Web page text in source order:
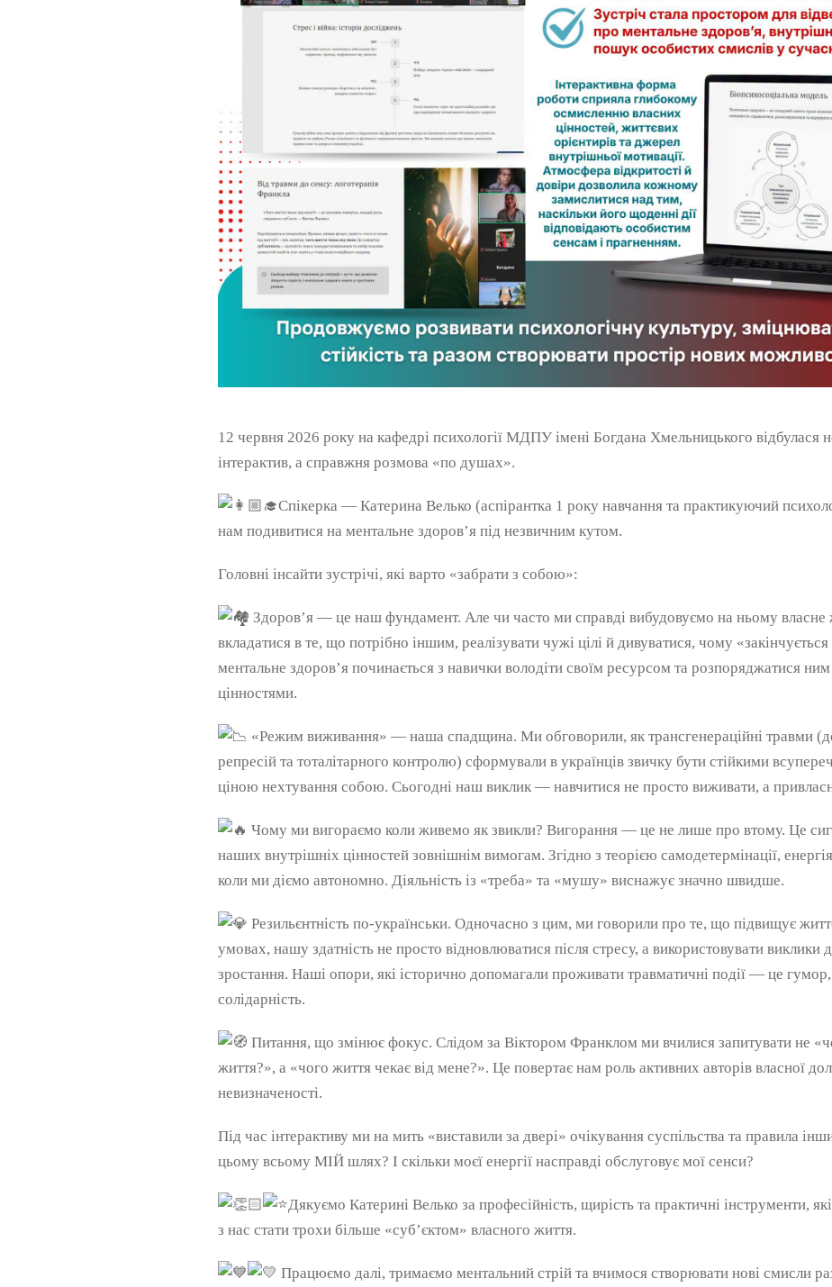
12 червня 2026 року на кафедрі психології МДПУ імені Богдана Хмельницького відбулася
інтерактив, а справжня розмова «по душах».
Спікерка — Катерина Велько (аспірантка 1 року навчання та практикуючий
нам подивитися на ментальне здоров’я під незвичним кутом.
Головні інсайти зустрічі, які варто «забрати з собою»:
Здоров’я — це наш фундамент. Але чи часто ми справді вибудовуємо на ньому
вкладатися в те, що потрібно іншим, реалізувати чужі цілі й дивуватися, чому
ментальне здоров’я починається з навички володіти своїм ресурсом та розпоряджатися
цінностями.
«Режим виживання» — наша спадщина. Ми обговорили, як трансгенераційні травми
репресій та тоталітарного контролю) сформували в українців звичку бути стійкими
ціною нехтування собою. Сьогодні наш виклик — навчитися не просто виживати, а
Чому ми вигораємо коли живемо як звикли? Вигорання — це не лише про втому. Це
наших внутрішніх цінностей зовнішнім вимогам. Згідно з теорією самодетермінації,
коли ми діємо автономно. Діяльність із «треба» та «мушу» виснажує значно швидше.
Резильєнтність по-українськи. Одночасно з цим, ми говорили про те, що підвищує
умовах, нашу здатність не просто відновлюватися після стресу, а використовувати виклики
зростання. Наші опори, які історично допомагали проживати травматичні події — це гумор,
солідарність.
Питання, що змінює фокус. Слідом за Віктором Франклом ми вчилися запитувати не
життя?», а «чого життя чекає від мене?». Це повертає нам роль активних авторів власної
невизначеності.
Під час інтерактиву ми на мить «виставили за двері» очікування суспільства та правила
цьому всьому МІЙ шлях? І скільки моєї енергії насправді обслуговує мої сенси?
Дякуємо Катерині Велько за професійність, щирість та практичні інструменти,
з нас стати трохи більше «суб’єктом» власного життя.
Працюємо далі, тримаємо ментальний стрій та вчимося створювати нові смисли